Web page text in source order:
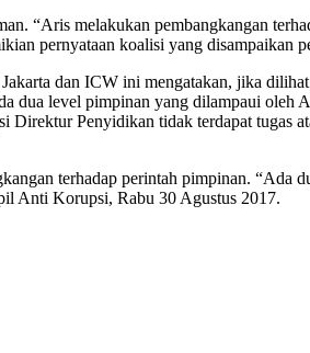
“Aris melakukan pembangkangan
pernyataan koalisi yang
dan ICW ini mengatakan, jika
dua level pimpinan yang dilampaui
Direktur Penyidikan tidak terdapat
terhadap perintah pimpinan.
Anti Korupsi, Rabu 30 Agustus 2017.